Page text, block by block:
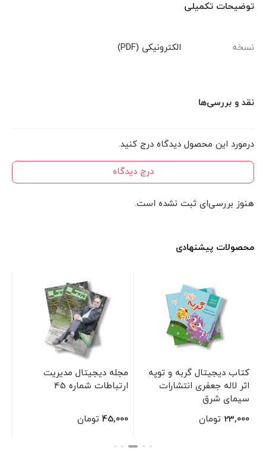
توضیحات تکمیلی
نسخه الکترونیکی (PDF)
نقد و بررسی‌ها
درمورد این محصول دیدگاه درج کنید.
درج دیدگاه
هنوز بررسی‌ای ثبت نشده است.
محصولات پیشنهادی
کتاب دیجیتال گربه و توپه
اثر لاله جعفری انتشارات
سیمای شرق
23,000 تومان
مجله دیجیتال مدیریت
ارتباطات شماره 45
45,000 تومان
بستن